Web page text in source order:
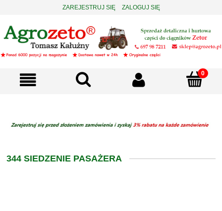
ZAREJESTRUJ SIĘ ZALOGUJ SIĘ
344 SIEDZENIE PASAŻERA